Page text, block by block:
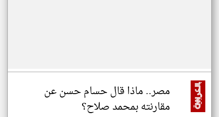
مصر.. ماذا قال حسام حسن عن
مقارنته بمحمد صلاح؟